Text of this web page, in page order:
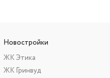
Новостройки
ЖК Этика
ЖК Гринвуд